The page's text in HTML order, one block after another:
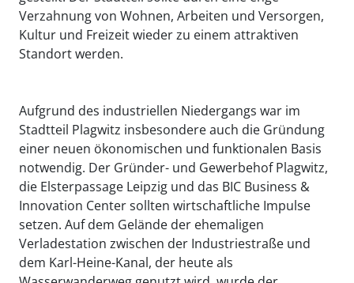
Verzahnung von Wohnen, Arbeiten und Versorgen,
Kultur und Freizeit wieder zu einem attraktiven
Standort werden.
Aufgrund des industriellen Niedergangs war im
Stadtteil Plagwitz insbesondere auch die Gründung
einer neuen ökonomischen und funktionalen Basis
notwendig. Der Gründer- und Gewerbehof Plagwitz,
die Elsterpassage Leipzig und das BIC Business &
Innovation Center sollten wirtschaftliche Impulse
setzen. Auf dem Gelände der ehemaligen
Verladestation zwischen der Industriestraße und
dem Karl-Heine-Kanal, der heute als